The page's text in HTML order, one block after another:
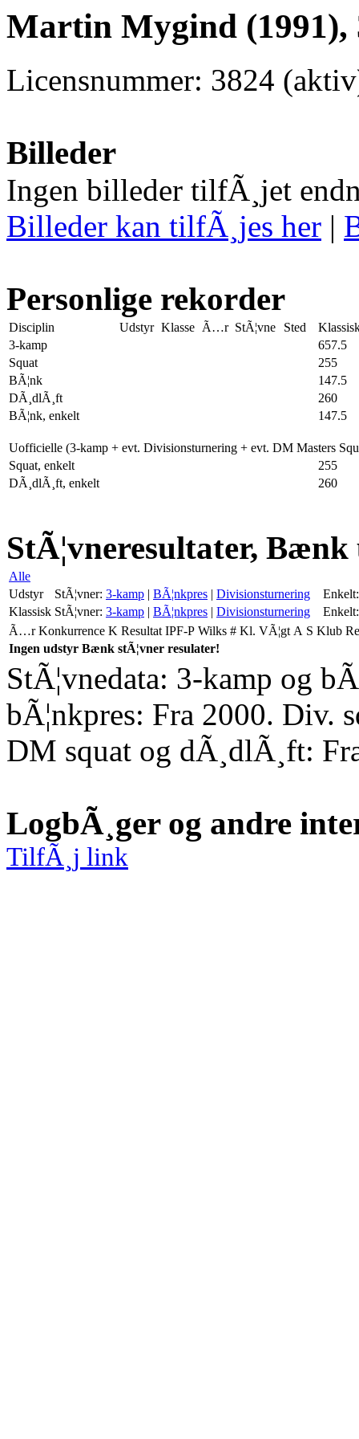
Martin Mygind (1991),
Licensnummer: 3824
Billeder
Ingen billeder tilfÃ¸jet
Billeder kan tilfÃ¸jes her |
Personlige rekorder
Disciplin Udstyr Klasse Ã…r StÃ¦vne Sted
3-kamp
657.5
Squat
255
BÃ¦nk
147.5
DÃ¸dlÃ¸ft
260
BÃ¦nk, enkelt
147.5
Uofficielle (3-kamp + evt. Divisionsturnering + evt. DM Masters
Squat, enkelt
255
DÃ¸dlÃ¸ft, enkelt
260
StÃ¦vneresultater,
Alle
Udstyr
StÃ¦vner: 3-kamp | BÃ¦nkpres | Divisionsturnering
Enkelt:
Klassisk StÃ¦vner: 3-kamp | BÃ¦nkpres | Divisionsturnering
Enkelt:
Ã…r Konkurrence K Resultat IPF-P Wilks # Kl. VÃ¦gt A S Klub
Ingen udstyr Bænk stÃ¦vner resulater!
StÃ¦vnedata: 3-kamp og
bÃ¦nkpres: Fra 2000. Div.
DM squat og dÃ¸dlÃ¸ft:
LogbÃ¸ger og andre
TilfÃ¸j link